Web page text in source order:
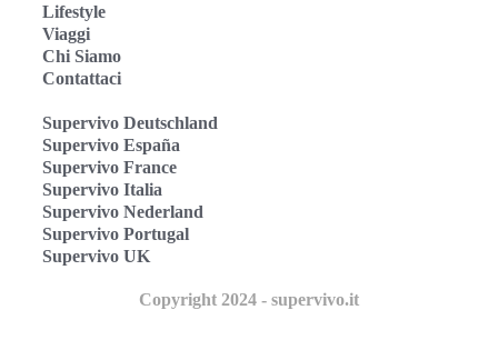
Lifestyle
Viaggi
Chi Siamo
Contattaci
Supervivo Deutschland
Supervivo España
Supervivo France
Supervivo Italia
Supervivo Nederland
Supervivo Portugal
Supervivo UK
Copyright 2024 - supervivo.it